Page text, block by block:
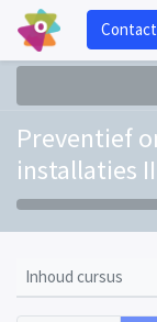
Preventief
installaties
Inhoud cursus